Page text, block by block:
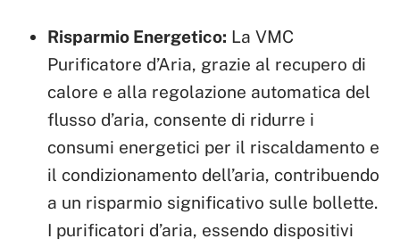
Risparmio Energetico: La VMC
Purificatore d’Aria, grazie al recupero di
calore e alla regolazione automatica del
flusso d’aria, consente di ridurre i
consumi energetici per il riscaldamento e
il condizionamento dell’aria, contribuendo
a un risparmio significativo sulle bollette.
I purificatori d’aria, essendo dispositivi